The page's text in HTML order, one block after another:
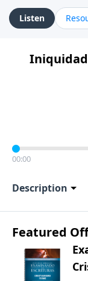
Listen
00:00
Description
Featured